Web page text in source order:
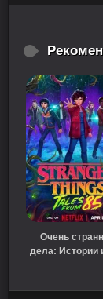
Очень
дела: Истории